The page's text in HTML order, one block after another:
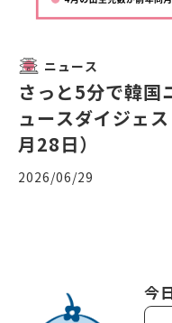
ニュース
さっと5分で韓国
ュースダイジェ
月28日）
2026/06/29
今